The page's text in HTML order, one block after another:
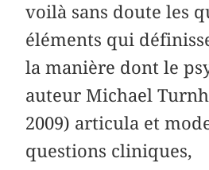
voilà sans doute les
éléments qui
la manière dont le
auteur Michael
2009) articula et
questions cliniques,